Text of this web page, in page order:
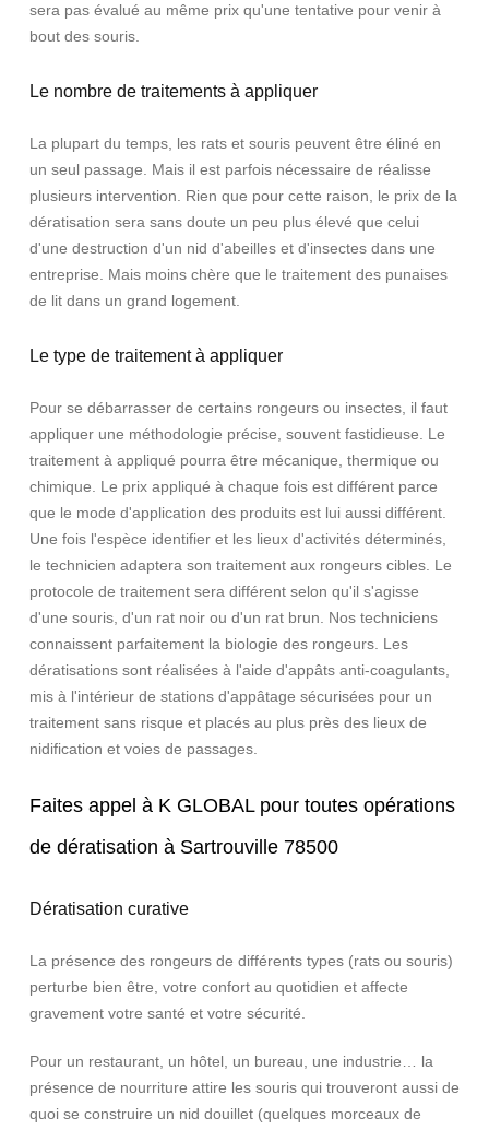
sera pas évalué au même prix qu'une tentative pour venir à
bout des souris.
Le nombre de traitements à appliquer
La plupart du temps, les rats et souris peuvent être éliné en
un seul passage. Mais il est parfois nécessaire de réalisse
plusieurs intervention. Rien que pour cette raison, le prix de la
dératisation sera sans doute un peu plus élevé que celui
d'une destruction d'un nid d'abeilles et d'insectes dans une
entreprise. Mais moins chère que le traitement des punaises
de lit dans un grand logement.
Le type de traitement à appliquer
Pour se débarrasser de certains rongeurs ou insectes, il faut
appliquer une méthodologie précise, souvent fastidieuse. Le
traitement à appliqué pourra être mécanique, thermique ou
chimique. Le prix appliqué à chaque fois est différent parce
que le mode d'application des produits est lui aussi différent.
Une fois l'espèce identifier et les lieux d'activités déterminés,
le technicien adaptera son traitement aux rongeurs cibles. Le
protocole de traitement sera différent selon qu'il s'agisse
d'une souris, d'un rat noir ou d'un rat brun. Nos techniciens
connaissent parfaitement la biologie des rongeurs. Les
dératisations sont réalisées à l'aide d'appâts anti-coagulants,
mis à l'intérieur de stations d'appâtage sécurisées pour un
traitement sans risque et placés au plus près des lieux de
nidification et voies de passages.
Faites appel à K GLOBAL pour toutes opérations
de dératisation à Sartrouville 78500
Dératisation curative
La présence des rongeurs de différents types (rats ou souris)
perturbe bien être, votre confort au quotidien et affecte
gravement votre santé et votre sécurité.
Pour un restaurant, un hôtel, un bureau, une industrie… la
présence de nourriture attire les souris qui trouveront aussi de
quoi se construire un nid douillet (quelques morceaux de